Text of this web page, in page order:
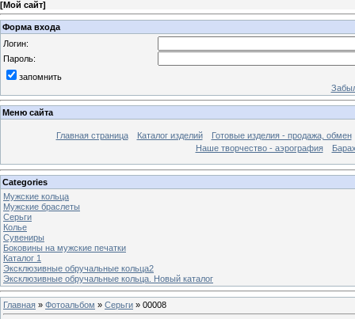
[Мой сайт]
Форма входа
Логин:
Пароль:
запомнить
Меню сайта
Главная страница Каталог изделий
Готовые изделия - продажа, обмен
Наше творчество - аэрография
Categories
Мужские кольца
Мужские браслеты
Серьги
Колье
Сувениры
Боковины на мужские печатки
Каталог 1
Эксклюзивные обручальные кольца2
Эксклюзивные обручальные кольца. Новый каталог
Главная » Фотоальбом » Серьги » 00008